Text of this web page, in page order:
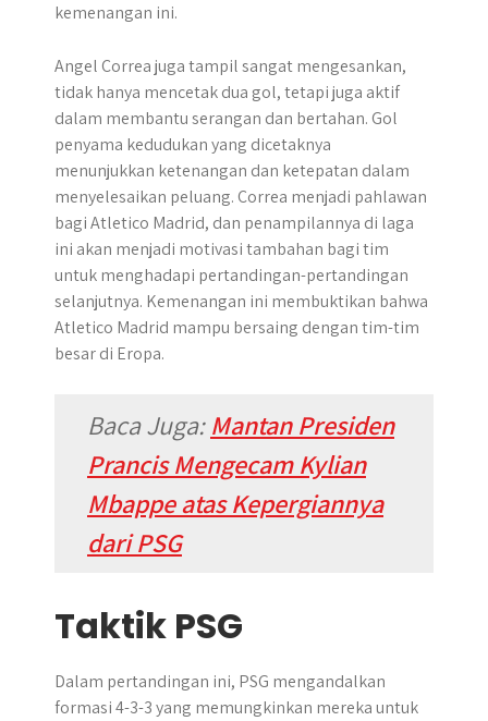
kemenangan ini.
Angel Correa juga tampil sangat mengesankan,
tidak hanya mencetak dua gol, tetapi juga aktif
dalam membantu serangan dan bertahan. Gol
penyama kedudukan yang dicetaknya
menunjukkan ketenangan dan ketepatan dalam
menyelesaikan peluang. Correa menjadi pahlawan
bagi Atletico Madrid, dan penampilannya di laga
ini akan menjadi motivasi tambahan bagi tim
untuk menghadapi pertandingan-pertandingan
selanjutnya. Kemenangan ini membuktikan bahwa
Atletico Madrid mampu bersaing dengan tim-tim
besar di Eropa.
Baca Juga:Mantan Presiden
Prancis Mengecam Kylian
Mbappe atas Kepergiannya
dari PSG
Taktik PSG
Dalam pertandingan ini, PSG mengandalkan
formasi 4-3-3 yang memungkinkan mereka untuk